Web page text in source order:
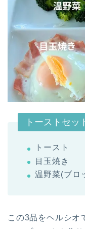
トーストセッ
トースト
目玉焼き
温野菜(ブロ
この3品をヘルシオ